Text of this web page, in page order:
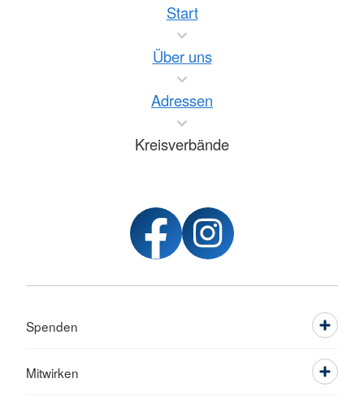
Start
Über uns
Adressen
Kreisverbände
Spenden
Mitwirken